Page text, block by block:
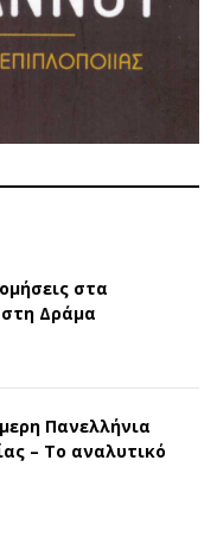
στα
Δράμα
Πανελλήνια
– Το αναλυτικό